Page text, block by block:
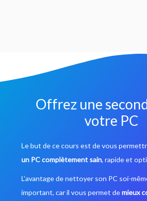
Offrez une
votre PC
Le but de ce cours est de vous
un PC complètement sain, rapide et
L’avantage de nettoyer son PC soi-
important, car il vous permet demieux